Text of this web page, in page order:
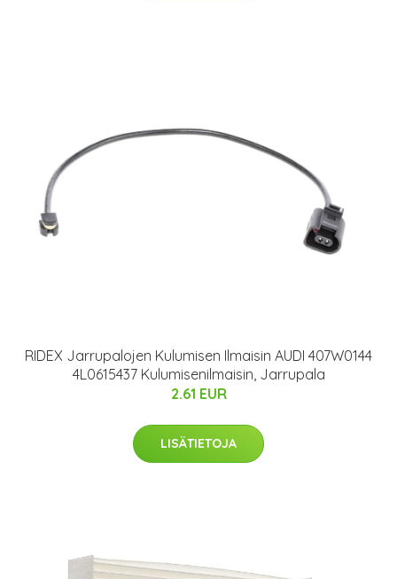
RIDEX Jarrupalojen Kulumisen Ilmaisin AUDI 407W0144
4L0615437 Kulumisenilmaisin, Jarrupala
2.61 EUR
LISÄTIETOJA